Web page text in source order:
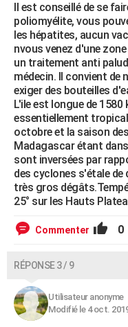
Il est conseillé de se
poliomyélite, vous
les hépatites, aucun
nvous venez d'une
un traitement anti
médecin. Il convient de
exiger des bouteilles
L'ile est longue de
essentiellement
octobre et la saison
Madagascar étant
sont inversées par
des cyclones s'étale de
très gros
25° sur les Hauts
Commenter 0
RÉPONSE 3 / 9
Utilisateur anonyme
Modifié le 4 oct.